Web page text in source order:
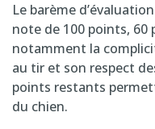
Le barème
note de 100 points, 60
notamment la
au tir et son respect
points restants
du chien.